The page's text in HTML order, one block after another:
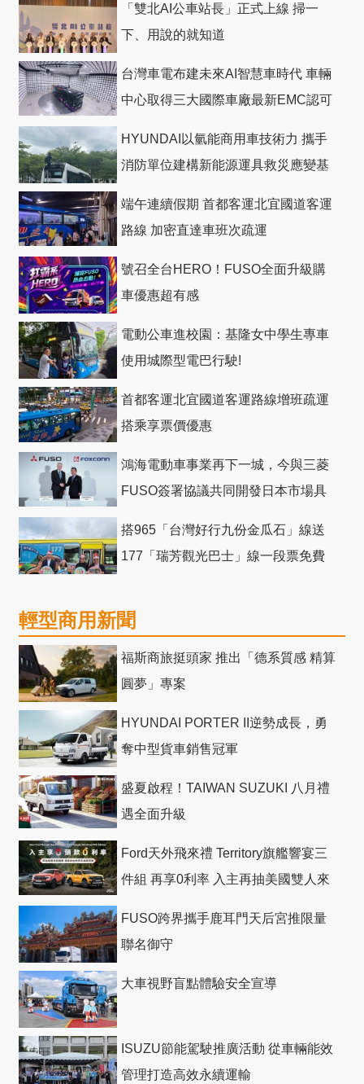
「雙北AI公車站長」正式上線 掃一
下、用說的就知道
台灣車電布建未來AI智慧車時代 車輛
中心取得三大國際車廠最新EMC認可
HYUNDAI以氫能商用車技術力 攜手
消防單位建構新能源運具救災應變基
端午連續假期 首都客運北宜國道客運
路線 加密直達車班次疏運
號召全台HERO！FUSO全面升級購
車優惠超有感
電動公車進校園：基隆女中學生專車
使用城際型電巴行駛!
首都客運北宜國道客運路線增班疏運
搭乘享票價優惠
鴻海電動車事業再下一城，今與三菱
FUSO簽署協議共同開發日本市場具
搭965「台灣好行九份金瓜石」線送
177「瑞芳觀光巴士」線一段票免費
輕型商用新聞
福斯商旅挺頭家 推出「德系質感 精算
圓夢」專案
HYUNDAI PORTER II逆勢成長，勇
奪中型貨車銷售冠軍
盛夏啟程！TAIWAN SUZUKI 八月禮
遇全面升級
Ford天外飛來禮 Territory旗艦響宴三
件組 再享0利率 入主再抽美國雙人來
FUSO跨界攜手鹿耳門天后宮推限量
聯名御守
大車視野盲點體驗安全宣導
ISUZU節能駕駛推廣活動 從車輛能效
管理打造高效永續運輸